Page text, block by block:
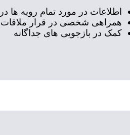
اطلاعات در مورد تمام رویه ها
همراهی شخصی در قرار ملاقات
کمک در بازجویی های جداگانه